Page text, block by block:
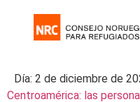
Día: 2 de diciembre de
Centroamérica: las